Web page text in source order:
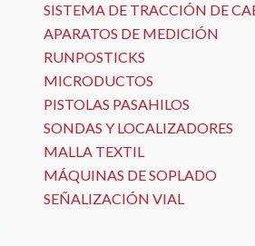
SISTEMA DE TRACCIÓN DE
APARATOS DE MEDICIÓN
RUNPOSTICKS
MICRODUCTOS
PISTOLAS PASAHILOS
SONDAS Y LOCALIZADORES
MALLA TEXTIL
MÁQUINAS DE SOPLADO
SEÑALIZACIÓN VIAL